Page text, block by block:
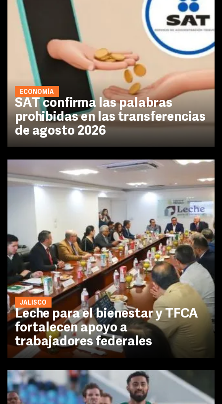
ECONOMÍA
SAT confirma las palabras
prohibidas en las transferencias
de agosto 2026
JALISCO
Leche para el bienestar y TFCA
fortalecen apoyo a
trabajadores federales